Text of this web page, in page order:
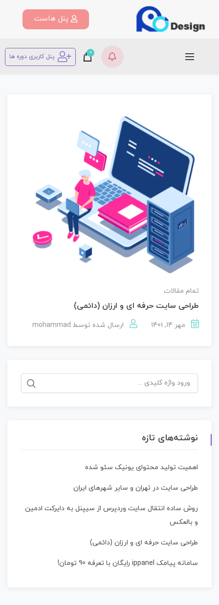
پنل هاست
0 پنل کاربری دوره ها
تمام مقالات
طراحی سایت حرفه ای و ارزان (دائمی)
مهر 14, 1401 ارسال شده توسط mohammad
نوشته‌های تازه
اهمیت تولید محتوای یونیک سئو شده
طراحی سایت در تهران و سایر شهرهای ایران
روش ساده انتقال سایت وردپرس از سیپنل به دایرکت ادمین
و بالعکس
طراحی سایت حرفه ای و ارزان (دائمی)
سامانه پیامک ippanel رایگان با تعرفه 90 تومان!